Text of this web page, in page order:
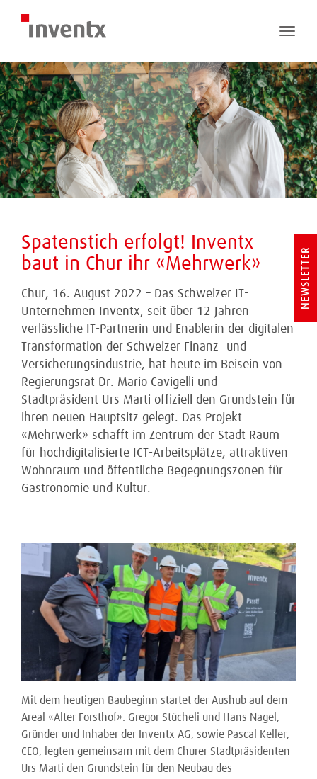
Toggle
Spatenstich erfolgt! Inventx
baut in Chur ihr «Mehrwerk»
Chur, 16. August 2022 – Das Schweizer IT-
Unternehmen Inventx, seit über 12 Jahren
verlässliche IT-Partnerin und Enablerin der digitalen
Transformation der Schweizer Finanz- und
Versicherungsindustrie, hat heute im Beisein von
Regierungsrat Dr. Mario Cavigelli und
Stadtpräsident Urs Marti offiziell den Grundstein für
ihren neuen Hauptsitz gelegt. Das Projekt
«Mehrwerk» schafft im Zentrum der Stadt Raum
für hochdigitalisierte ICT-Arbeitsplätze, attraktiven
Wohnraum und öffentliche Begegnungszonen für
Gastronomie und Kultur.
Mit dem heutigen Baubeginn startet der Aushub auf dem
Areal «Alter Forsthof». Gregor Stücheli und Hans Nagel,
Gründer und Inhaber der Inventx AG, sowie Pascal Keller,
CEO, legten gemeinsam mit dem Churer Stadtpräsidenten
Urs Marti den Grundstein für den Neubau des
NEWSLETTER